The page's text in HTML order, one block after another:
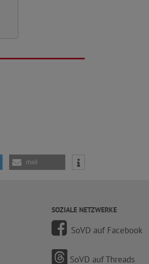
mail
SOZIALE NETZWERKE
SoVD auf Facebook
SoVD auf Threads